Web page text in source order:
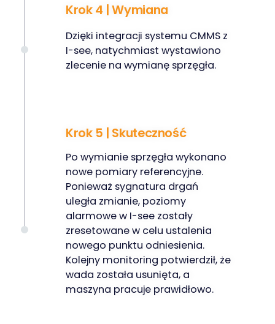
Krok 4 | Wymiana
Dzięki integracji systemu CMMS z
I-see, natychmiast wystawiono
zlecenie na wymianę sprzęgła.
Krok 5 | Skuteczność
Po wymianie sprzęgła wykonano
nowe pomiary referencyjne.
Ponieważ sygnatura drgań
uległa zmianie, poziomy
alarmowe w I-see zostały
zresetowane w celu ustalenia
nowego punktu odniesienia.
Kolejny monitoring potwierdził, że
wada została usunięta, a
maszyna pracuje prawidłowo.